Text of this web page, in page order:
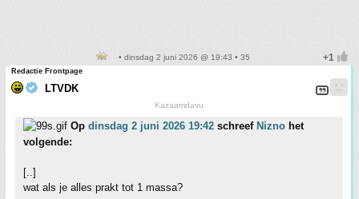
• dinsdag 2 juni 2026 @ 19:43 • 35
Redactie Frontpage
LTVDK
Kazaamdavu
Op dinsdag 2 juni 2026 19:42 schreef Nizno het
volgende:
[..]
wat als je alles prakt tot 1 massa?